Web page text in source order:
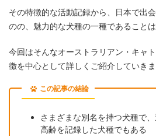
その特徴的な活動記録から、日本で出
のの、魅力的な犬種の一種であることは
今回はそんなオーストラリアン・キャ
徴を中心として詳しくご紹介していきま
この記事の結論
さまざまな別名を持つ犬種で
高齢を記録した犬種でもある